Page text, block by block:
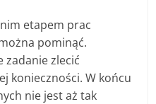
etapem prac
pominąć.
zadanie zlecić
konieczności. W końcu
nie jest aż tak